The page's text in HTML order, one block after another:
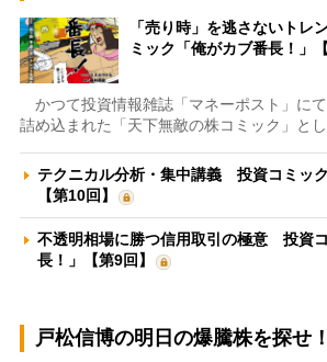
「売り時」を逃さないト
ミック「俺がカブ番長！」
かつて投資情報雑誌「マネーポスト」に
詰め込まれた「天下無敵の株コミック」と
テクニカル分析・集中講義 投資コミック
【第10回】
不透明相場に勝つ信用取引の極意 投資
長！」【第9回】
戸松信博の明日の爆騰株を探せ！